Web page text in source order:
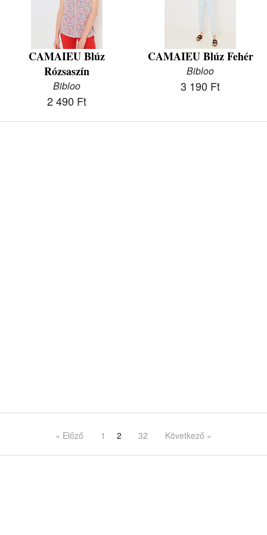
CAMAIEU Blúz
Rózsaszín
Bibloo
2 490 Ft
CAMAIEU Blúz Fehér
Bibloo
3 190 Ft
« Előző 1 2 32 Következő »